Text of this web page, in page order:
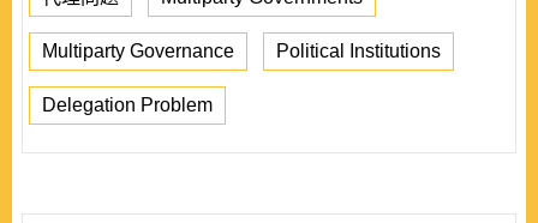
Multiparty Governance Political Institutions
Delegation Problem